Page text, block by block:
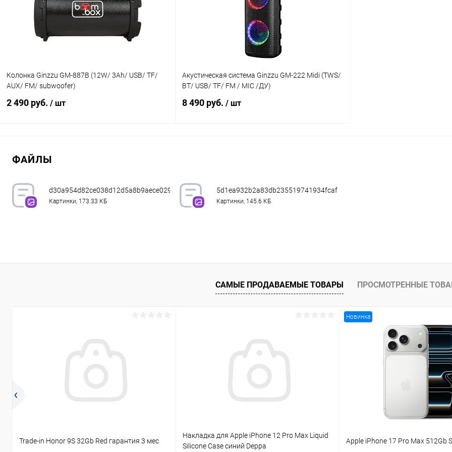
В избранное В наличии
Колонка Ginzzu GM-887B (12W/ 3Ah/ USB/ TF/
AUX/ FM/ subwoofer)
2 490 руб. / шт
В избранное В наличии
Акустическая система Ginzzu GM-222 Midi (TWS/
BT/ USB/ TF/ FM / MIC /ДУ)
8 490 руб. / шт
В избранное В наличии
ФАЙЛЫ
d30a954d82ce038d12d5a8b9aece029c.jpeg
Картинки, 173.33 КБ
5d1ea932b2a83db235519741934fcaf4.jpg
Картинки, 145.6 КБ
САМЫЕ ПРОДАВАЕМЫЕ ТОВАРЫ ПРОСМОТРЕННЫЕ
Trade-in Honor 9S 32Gb Red гарантия 3 мес
Накладка для Apple iPhone 12 Pro Max Liquid
Silicone Case синий Deppa
Новинка
Apple iPhone 17 Pro Max 512Gb